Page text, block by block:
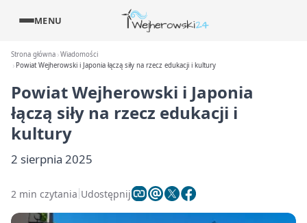
MENU
Strona główna Wiadomości
Powiat Wejherowski i Japonia łączą siły na rzecz edukacji i kultury
Powiat Wejherowski i Japonia
łączą siły na rzecz edukacji i
kultury
2 sierpnia 2025
2 min czytania Udostępnij